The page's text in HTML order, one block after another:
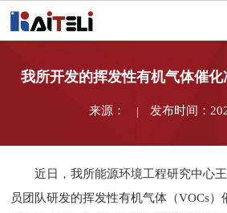
我所开发的挥发性有机气体催
来源： 发布时间：
近日，我所能源环境工程研究中心
员团队研发的挥发性有机气体（VOCs）